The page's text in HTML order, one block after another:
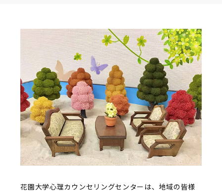
花園大学心理カウンセリングセンターは、地域の皆様